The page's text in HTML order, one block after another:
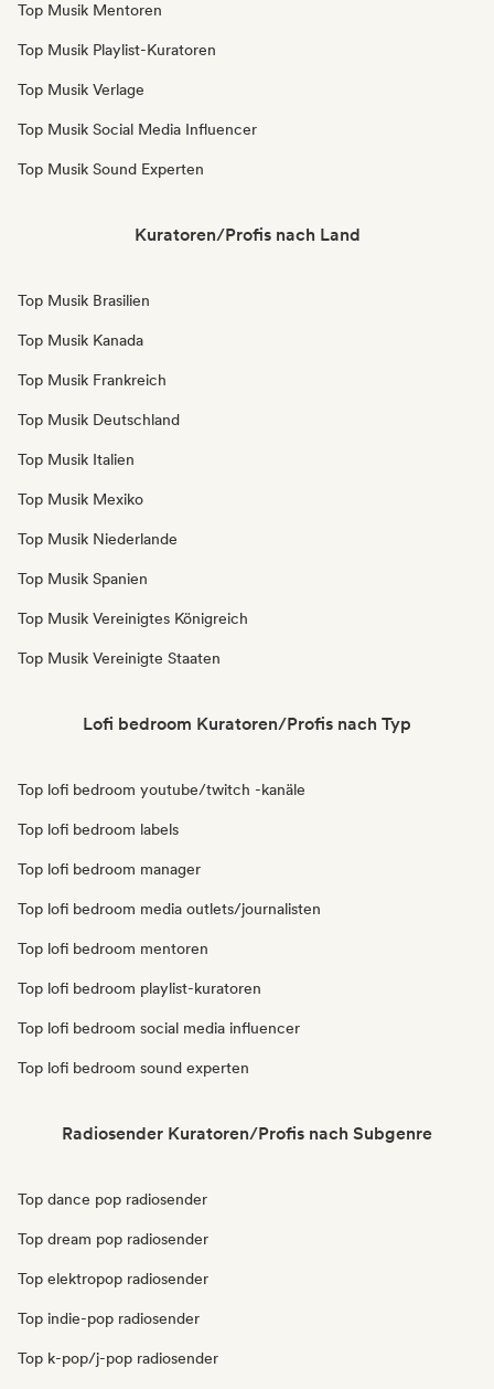
Top Musik Mentoren
Top Musik Playlist-Kuratoren
Top Musik Verlage
Top Musik Social Media Influencer
Top Musik Sound Experten
Kuratoren/Profis nach Land
Top Musik Brasilien
Top Musik Kanada
Top Musik Frankreich
Top Musik Deutschland
Top Musik Italien
Top Musik Mexiko
Top Musik Niederlande
Top Musik Spanien
Top Musik Vereinigtes Königreich
Top Musik Vereinigte Staaten
Lofi bedroom Kuratoren/Profis nach Typ
Top lofi bedroom youtube/twitch -kanäle
Top lofi bedroom labels
Top lofi bedroom manager
Top lofi bedroom media outlets/journalisten
Top lofi bedroom mentoren
Top lofi bedroom playlist-kuratoren
Top lofi bedroom social media influencer
Top lofi bedroom sound experten
Radiosender Kuratoren/Profis nach Subgenre
Top dance pop radiosender
Top dream pop radiosender
Top elektropop radiosender
Top indie-pop radiosender
Top k-pop/j-pop radiosender